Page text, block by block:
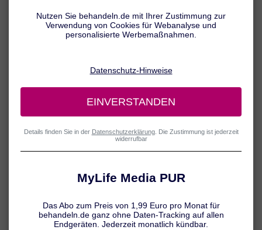
Neurodermitis tritt häufig schon im Säuglingsalter auf. Die
typischen Symptome zeigen sich dann vor allem im Gesicht, auf der
Kopfhaut oder an den Streckseiten von Armen und Beinen. Mit
bevorzugt an anderen Stellen auf.
Neurodermitis: Diese Stellen sind
häufig betroffen
Neurodermitis im Gesicht
Neurodermitis auf der Kopfhaut